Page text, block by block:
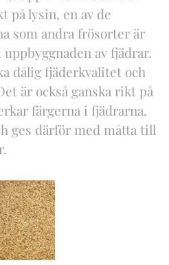
på lysin, en av de
som andra frösorter är
av fjädrar.
dålig fjäderkvalitet och
är också ganska rikt på
färgerna i fjädrarna.
ges därför med måtta till